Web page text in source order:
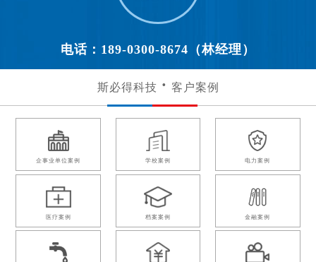
电话：189-0300-8674（林经理）
斯必得科技 客户案例
企事业单位案例 学校案例 电力案例
医疗案例 档案案例 金融案例